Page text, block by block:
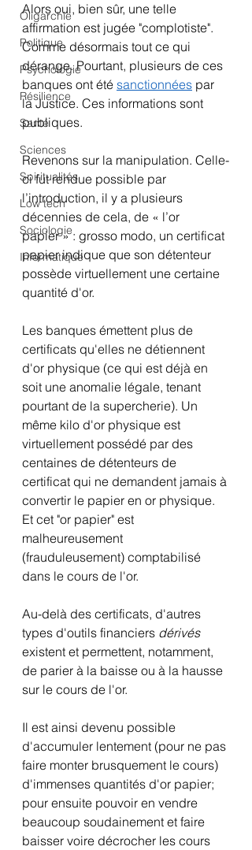
Oligarchie
Politique
Psychologie
Résilience
Santé
Sciences
Spiritualités
Low tech
Sociologie
Informatique
Alors oui, bien sûr, une telle
affirmation est jugée "complotiste".
Comme désormais tout ce qui
dérange. Pourtant, plusieurs de ces
banques ont été sanctionnées par
la Justice. Ces informations sont
publiques.
Revenons sur la manipulation. Celle-
ci fut rendue possible par
l’introduction, il y a plusieurs
décennies de cela, de « l’or
papier » : grosso modo, un certificat
papier indique que son détenteur
possède virtuellement une certaine
quantité d'or.
Les banques émettent plus de
certificats qu'elles ne détiennent
d'or physique (ce qui est déjà en
soit une anomalie légale, tenant
pourtant de la supercherie). Un
même kilo d'or physique est
virtuellement possédé par des
centaines de détenteurs de
certificat qui ne demandent jamais à
convertir le papier en or physique.
Et cet "or papier" est
malheureusement
(frauduleusement) comptabilisé
dans le cours de l'or.
Au-delà des certificats, d'autres
types d'outils financiers dérivés
existent et permettent, notamment,
de parier à la baisse ou à la hausse
sur le cours de l'or.
Il est ainsi devenu possible
d'accumuler lentement (pour ne pas
faire monter brusquement le cours)
d'immenses quantités d'or papier;
pour ensuite pouvoir en vendre
beaucoup soudainement et faire
baisser voire décrocher les cours